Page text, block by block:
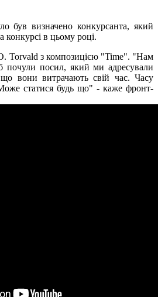
був визначено конкурсанта, який
конкурсі в цьому році.
Torvald з композицією "Time". "Нам
посил, який ми адресували
вони витрачають свій час. Часу
статися будь що" - каже фронт-